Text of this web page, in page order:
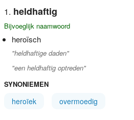
heldhaftig
Bijvoeglijk naamwoord
heroïsch
"heldhaftige daden"
"een heldhaftig optreden"
SYNONIEMEN
heroïek overmoedig